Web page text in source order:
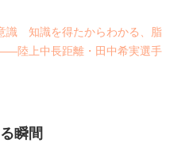
識 知識を得たからわかる、脂
陸上中長距離・田中希実選手
瞬間